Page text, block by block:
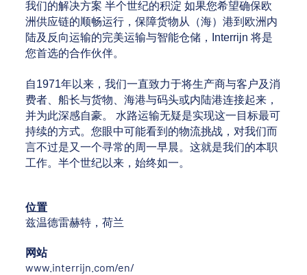
我们的解决方案 半个世纪的积淀 如果您希望确保欧
洲供应链的顺畅运行，保障货物从（海）港到欧洲内
陆及反向运输的完美运输与智能仓储，Interrijn 将是
您首选的合作伙伴。
自1971年以来，我们一直致力于将生产商与客户及消
费者、船长与货物、海港与码头或内陆港连接起来，
并为此深感自豪。 水路运输无疑是实现这一目标最可
持续的方式。您眼中可能看到的物流挑战，对我们而
言不过是又一个寻常的周一早晨。这就是我们的本职
工作。半个世纪以来，始终如一。
位置
兹温德雷赫特，荷兰
网站
www.interrijn.com/en/